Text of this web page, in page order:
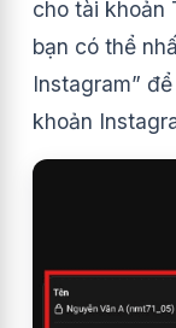
cho tài khoản
bạn có thể
Instagram”
khoản